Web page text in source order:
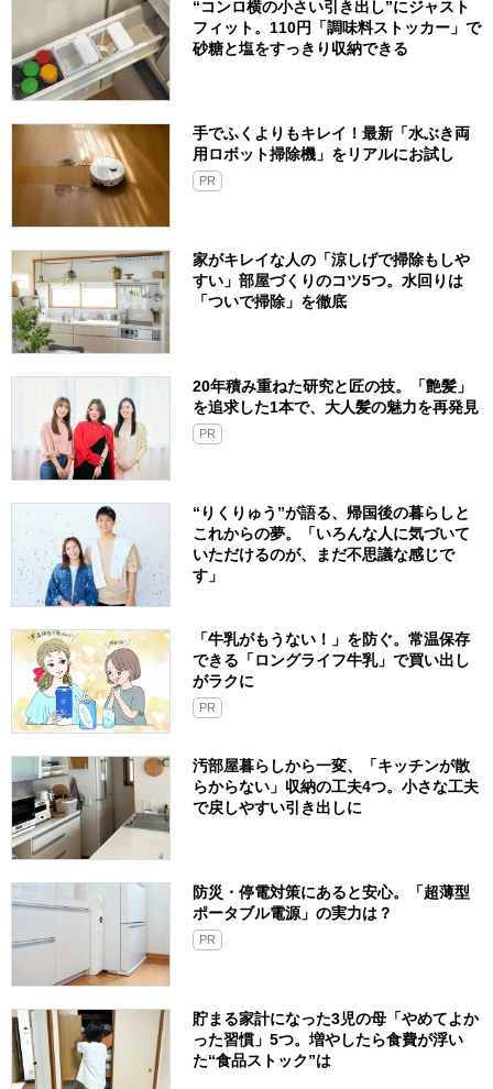
“コンロ横の小さい引き出し”にジャスト
フィット。110円「調味料ストッカー」で
砂糖と塩をすっきり収納できる
手でふくよりもキレイ！最新「水ぶき両
用ロボット掃除機」をリアルにお試し
PR
家がキレイな人の「涼しげで掃除もしや
すい」部屋づくりのコツ5つ。水回りは
「ついで掃除」を徹底
20年積み重ねた研究と匠の技。「艶髪」
を追求した1本で、大人髪の魅力を再発見
PR
“りくりゅう”が語る、帰国後の暮らしと
これからの夢。「いろんな人に気づいて
いただけるのが、まだ不思議な感じで
す」
「牛乳がもうない！」を防ぐ。常温保存
できる「ロングライフ牛乳」で買い出し
がラクに
PR
汚部屋暮らしから一変、「キッチンが散
らからない」収納の工夫4つ。小さな工夫
で戻しやすい引き出しに
防災・停電対策にあると安心。「超薄型
ポータブル電源」の実力は？​
PR
貯まる家計になった3児の母「やめてよか
った習慣」5つ。増やしたら食費が浮い
た“食品ストック”は